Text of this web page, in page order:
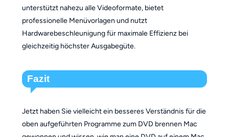
unterstützt nahezu alle Videoformate, bietet
professionelle Menüvorlagen und nutzt
Hardwarebeschleunigung für maximale Effizienz bei
gleichzeitig höchster Ausgabegüte.
Fazit
Jetzt haben Sie vielleicht ein besseres Verständnis für die
oben aufgeführten Programme zum DVD brennen Mac